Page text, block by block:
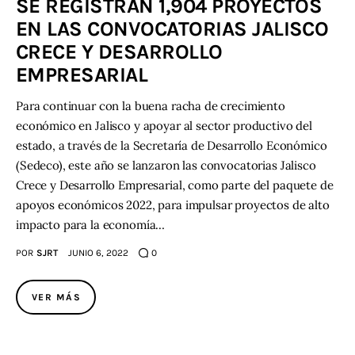
SE REGISTRAN 1,904 PROYECTOS
EN LAS CONVOCATORIAS JALISCO
CRECE Y DESARROLLO
EMPRESARIAL
Para continuar con la buena racha de crecimiento
económico en Jalisco y apoyar al sector productivo del
estado, a través de la Secretaría de Desarrollo Económico
(Sedeco), este año se lanzaron las convocatorias Jalisco
Crece y Desarrollo Empresarial, como parte del paquete de
apoyos económicos 2022, para impulsar proyectos de alto
impacto para la economía…
POR SJRT JUNIO 6, 2022 0
VER MÁS